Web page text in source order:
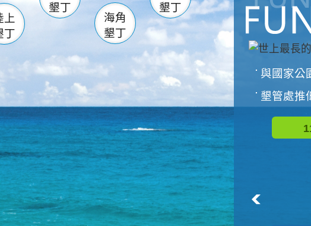
上
丁
墾丁
海角
墾丁
墾丁
與國家公園
墾管處推低碳水